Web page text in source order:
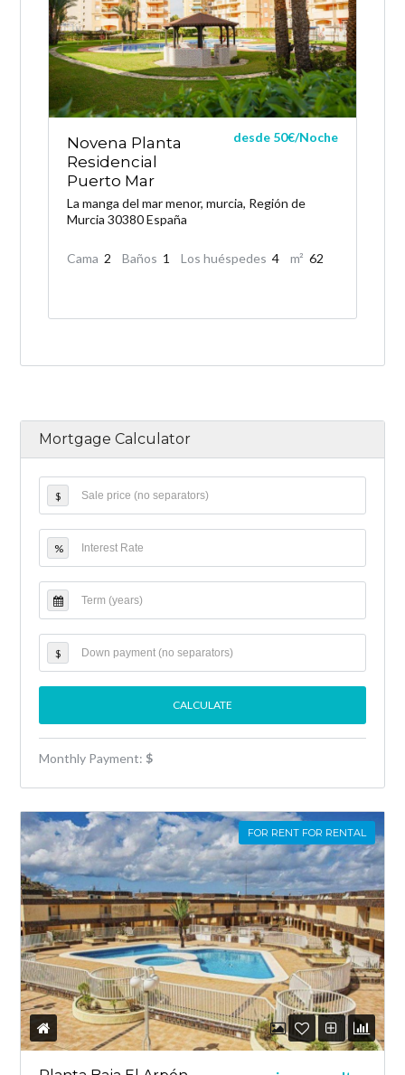
Novena Planta
Residencial
Puerto Mar
La manga del mar menor, murcia, Región de
Murcia 30380 España
desde 50€/Noche
Cama 2 Baños 1 Los huéspedes 4 m² 62
Mortgage Calculator
$
%
$
Monthly Payment: $
FOR RENT FOR RENTAL